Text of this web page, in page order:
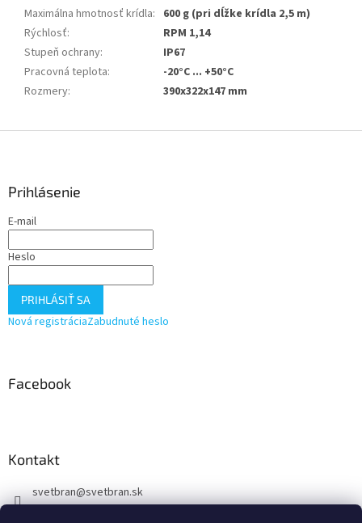
Maximálna hmotnosť krídla: 600 g (pri dĺžke krídla 2,5 m)
Rýchlosť:
RPM 1,14
Stupeň ochrany:
IP67
Pracovná teplota:
-20°C ... +50°C
Rozmery: 390x322x147 mm
Prihlásenie
E-mail
Heslo
PRIHLÁSIŤ SA
Nová registráciaZabudnuté heslo
Facebook
Kontakt
svetbran@svetbran.sk